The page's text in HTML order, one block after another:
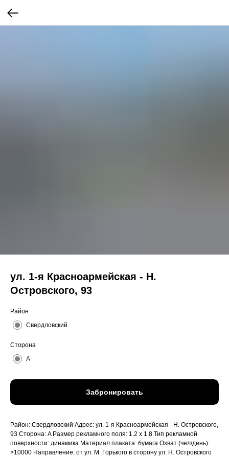
ул. 1-я Красноармейская - Н.
Островского, 93
Район
Свердловский
Сторона
A
Забронировать
Район: Свердловский Адрес: ул. 1-я Красноармейская - Н. Островского,
93 Сторона: A Размер рекламного поля: 1.2 x 1.8 Тип рекламной
поверхности: динамика Материал плаката: бумага Охват (чел/день):
>10000 Направление: от ул. М. Горького в сторону ул. Н. Островского